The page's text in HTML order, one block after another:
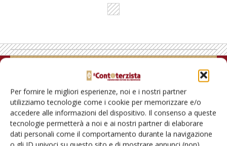
Per fornire le migliori esperienze, noi e i nostri partner
utilizziamo tecnologie come i cookie per memorizzare e/o
accedere alle informazioni del dispositivo. Il consenso a queste
tecnologie permetterà a noi e ai nostri partner di elaborare
dati personali come il comportamento durante la navigazione
Rimani aggiornato sul mondo
dell’agricoltura
Iscriviti alle nostre newsletter